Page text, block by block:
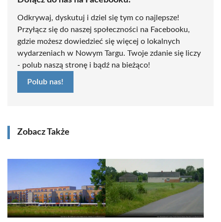
Odkrywaj, dyskutuj i dziel się tym co najlepsze!
Przyłącz się do naszej społeczności na Facebooku,
gdzie możesz dowiedzieć się więcej o lokalnych
wydarzeniach w Nowym Targu. Twoje zdanie się liczy
- polub naszą stronę i bądź na bieżąco!
Polub nas!
Zobacz Także